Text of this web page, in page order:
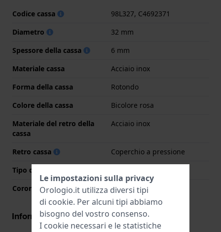
Codice cassa
98L327, C4692371
Diametro
32 mm
Spessore della cassa
6 mm
Materiale cassa
Acciaio inox
Forma della cassa
Rotondo
Colore della cassa
Bicolore rosa
Materiale del retro della
cassa
Acciaio inox
Retro cassa
Coperchio a pressione
Tipo di vetro
Corona
Corona da estrarre
Informazioni del movimento
Le impostazioni sulla privacy
Orologio.it utilizza diversi tipi
di cookie. Per alcuni tipi abbiamo
bisogno del vostro consenso.
I cookie necessari e le statistiche